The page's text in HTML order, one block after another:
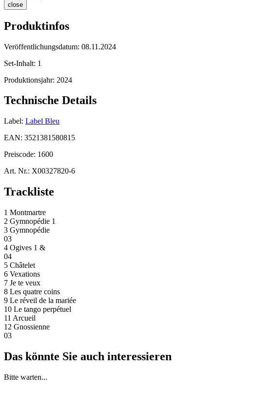
close
Produktinfos
Veröffentlichungsdatum: 08.11.2024
Set-Inhalt: 1
Produktionsjahr: 2024
Technische Details
Label: Label Bleu
EAN: 3521381580815
Preiscode: 1600
Art. Nr.: X00327820-6
Trackliste
1 Montmartre
2 Gymnopédie 1
3 Gymnopédie
03
4 Ogives 1 &
04
5 Châtelet
6 Vexations
7 Je te veux
8 Les quatre coins
9 Le réveil de la mariée
10 Le tango perpétuel
11 Arcueil
12 Gnossienne
03
Das könnte Sie auch interessieren
Bitte warten...